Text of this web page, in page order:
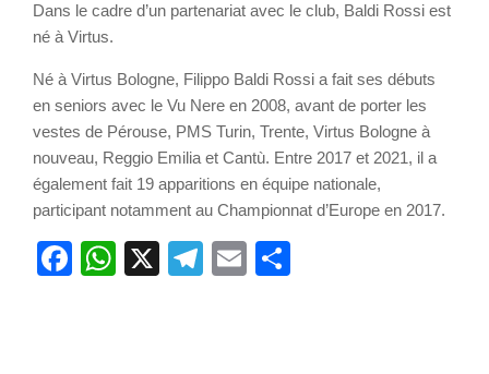
Dans le cadre d’un partenariat avec le club, Baldi Rossi est
né à Virtus.
Né à Virtus Bologne, Filippo Baldi Rossi a fait ses débuts
en seniors avec le Vu Nere en 2008, avant de porter les
vestes de Pérouse, PMS Turin, Trente, Virtus Bologne à
nouveau, Reggio Emilia et Cantù. Entre 2017 et 2021, il a
également fait 19 apparitions en équipe nationale,
participant notamment au Championnat d’Europe en 2017.
Facebook
WhatsApp
X Telegram
Email